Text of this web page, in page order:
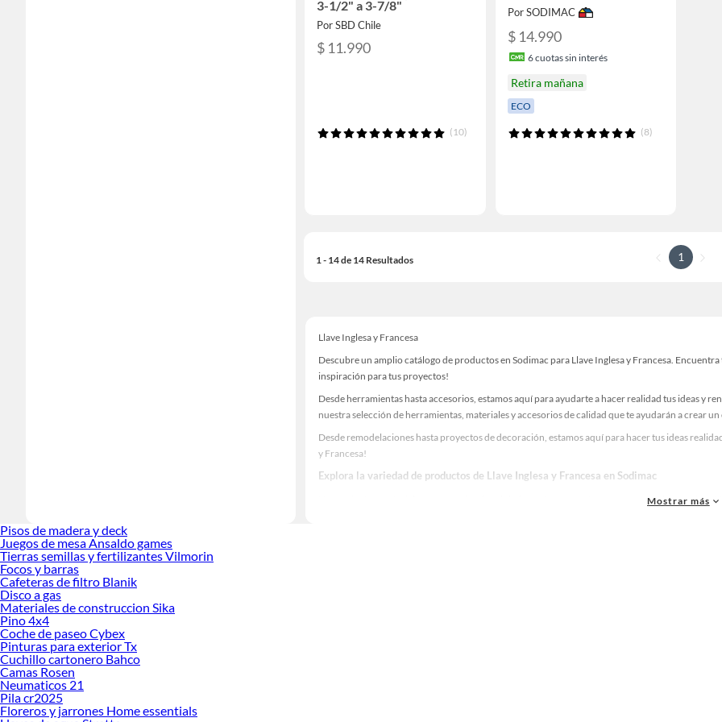
3-1/2" a 3-7/8"
Por SBD Chile
$ 11.990
(10)
Por SODIMAC
$ 14.990
6cuotas sin interés
Retira mañana
ECO
(8)
1 - 14 de 14 Resultados 1
Llave Inglesa y Francesa
Descubre un amplio catálogo de productos en Sodimac para Llave Inglesa y Francesa.
inspiración para tus proyectos!
Desde herramientas hasta accesorios, estamos aquí para ayudarte a hacer realidad tus ideas y
nuestra selección de herramientas, materiales y accesorios de calidad que te ayudarán a crear un
Desde remodelaciones hasta proyectos de decoración, estamos aquí para hacer tus ideas
y Francesa!
Explora la variedad de productos de Llave Inglesa y Francesa en Sodimac
Herramientas, materiales y accesorios de calidad para tus proyectos y renovación de espacios.
Mostrar más
Pisos de madera y deck
Juegos de mesa Ansaldo games
Tierras semillas y fertilizantes Vilmorin
Focos y barras
Cafeteras de filtro Blanik
Disco a gas
Materiales de construccion Sika
Pino 4x4
Coche de paseo Cybex
Pinturas para exterior Tx
Cuchillo cartonero Bahco
Camas Rosen
Neumaticos 21
Pila cr2025
Floreros y jarrones Home essentials